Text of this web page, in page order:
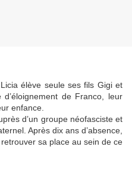
élève seule ses fils Gigi et
de Franco, leur
enfance.
d’un groupe néofasciste et
Après dix ans d’absence,
sa place au sein de ce